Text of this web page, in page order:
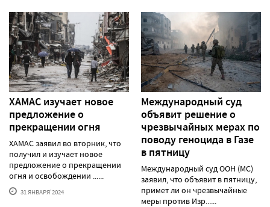
ХАМАС изучает новое
предложение о
прекращении огня
ХАМАС заявил во вторник, что
получил и изучает новое
предложение о прекращении
огня и освобождении ......
31 ЯНВАРЯ'2024
Международный суд
объявит решение о
чрезвычайных мерах по
поводу геноцида в Газе
в пятницу
Международный суд ООН (МС)
заявил, что объявит в пятницу,
примет ли он чрезвычайные
меры против Изр......